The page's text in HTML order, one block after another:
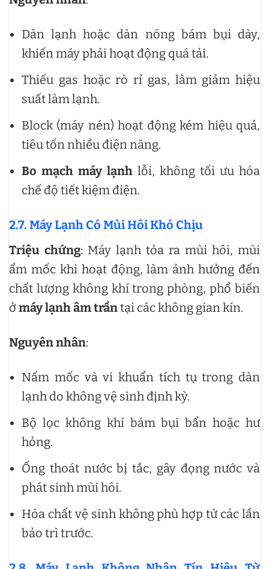
Dàn lạnh hoặc dàn nóng bám bụi dày,
khiến máy phải hoạt động quá tải.
Thiếu gas hoặc rò rỉ gas, làm giảm hiệu
suất làm lạnh.
Block (máy nén) hoạt động kém hiệu quả,
tiêu tốn nhiều điện năng.
Bo mạch máy lạnh lỗi, không tối ưu hóa
chế độ tiết kiệm điện.
2.7. Máy Lạnh Có Mùi Hôi Khó Chịu
Triệu chứng: Máy lạnh tỏa ra mùi hôi, mùi
ẩm mốc khi hoạt động, làm ảnh hưởng đến
chất lượng không khí trong phòng, phổ biến
ở máy lạnh âm trầntại các không gian kín.
Nguyên nhân:
Nấm mốc và vi khuẩn tích tụ trong dàn
lạnh do không vệ sinh định kỳ.
Bộ lọc không khí bám bụi bẩn hoặc hư
hỏng.
Ống thoát nước bị tắc, gây đọng nước và
phát sinh mùi hôi.
Hóa chất vệ sinh không phù hợp từ các lần
bảo trì trước.